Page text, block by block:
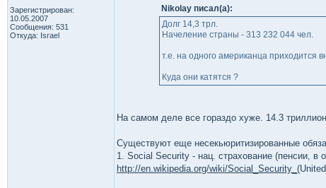
Зарегистрирован:
10.05.2007
Сообщения: 531
Откуда: Israel
Nikolay писал(а):
Долг 14,3 трл.
Начеление страны - 313 232 044 чел.
т.е. на одного американца приходится
Куда они катятся ?
На самом деле все гораздо хуже. 14.3
Существуют еще несекьюритизированные
1. Social Security - нац. страхование (пенсии, в
http://en.wikipedia.org/wiki/Social_Security_